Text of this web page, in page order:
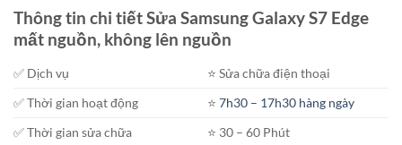
Thông tin chi tiết Sửa Samsung Galaxy S7 Edge
mất nguồn, không lên nguồn
✅ Dịch vụ
⭐️ Sửa chữa điện thoại
✅ Thời gian hoạt động
⭐️7h30 – 17h30 hàng ngày
✅ Thời gian sửa chữa
⭐️ 30 – 60 Phút